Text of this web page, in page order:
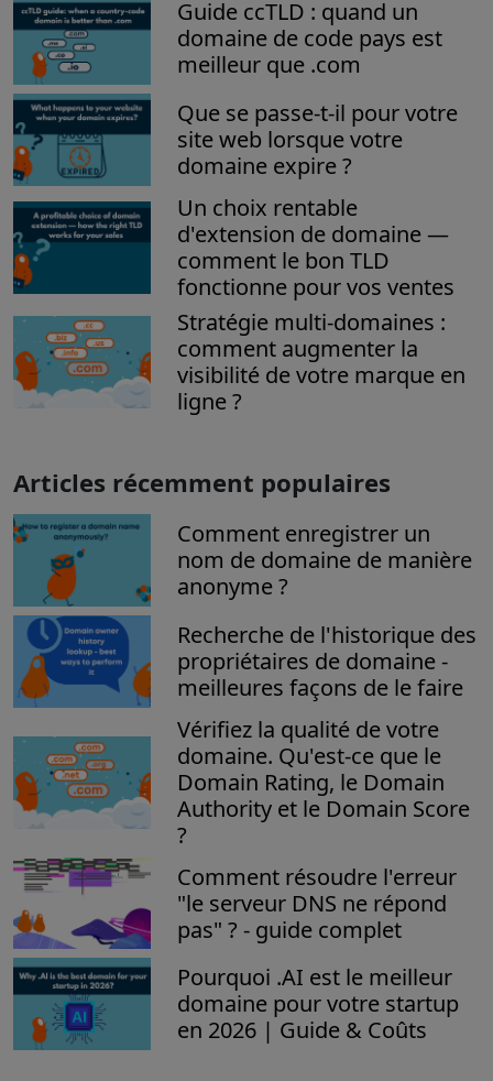
Guide ccTLD : quand un
domaine de code pays est
meilleur que .com
Que se passe-t-il pour votre
site web lorsque votre
domaine expire ?
Un choix rentable
d'extension de domaine —
comment le bon TLD
fonctionne pour vos ventes
Stratégie multi-domaines :
comment augmenter la
visibilité de votre marque en
ligne ?
Articles récemment populaires
Comment enregistrer un
nom de domaine de manière
anonyme ?
Recherche de l'historique des
propriétaires de domaine -
meilleures façons de le faire
Vérifiez la qualité de votre
domaine. Qu'est-ce que le
Domain Rating, le Domain
Authority et le Domain Score
?
Comment résoudre l'erreur
"le serveur DNS ne répond
pas" ? - guide complet
Pourquoi .AI est le meilleur
domaine pour votre startup
en 2026 | Guide & Coûts